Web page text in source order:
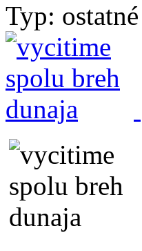
Typ: ostatné